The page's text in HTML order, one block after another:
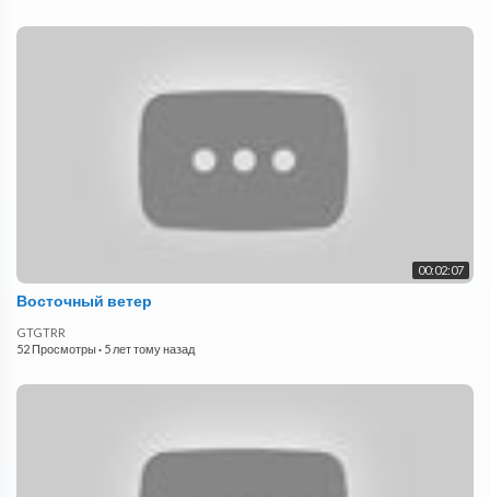
00:02:07
Восточный ветер
GTGTRR
52 Просмотры· 5 лет тому назад